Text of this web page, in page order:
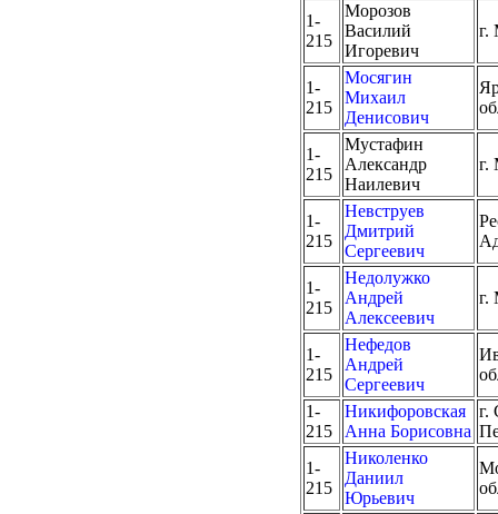
1-
215
Морозов
Василий
Игоревич
г.
1-
215
Мосягин
Михаил
Денисович
1-
215
Мустафин
Александр
Наилевич
г.
1-
215
Невструев
Дмитрий
Сергеевич
1-
215
Недолужко
Андрей
Алексеевич
г.
1-
215
Нефедов
Андрей
Сергеевич
1-
215
Никифоровская
Анна Борисовна
г.
1-
215
Николенко
Даниил
Юрьевич